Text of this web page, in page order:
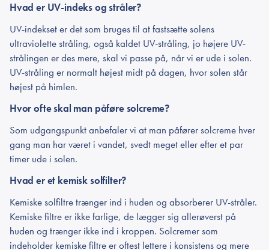
Hvad er UV-indeks og stråler?
UV-indekset er det som bruges til at fastsætte solens
ultraviolette stråling, også kaldet UV-stråling, jo højere UV-
strålingen er des mere, skal vi passe på, når vi er ude i solen.
UV-stråling er normalt højest midt på dagen, hvor solen står
højest på himlen.
Hvor ofte skal man påføre solcreme?
Som udgangspunkt anbefaler vi at man påfører solcreme hver
gang man har været i vandet, svedt meget eller efter et par
timer ude i solen.
Hvad er et kemisk solfilter?
Kemiske solfiltre trænger ind i huden og absorberer UV-stråler.
Kemiske filtre er ikke farlige, de lægger sig allerøverst på
huden og trænger ikke ind i kroppen. Solcremer som
indeholder kemiske filtre er oftest lettere i konsistens og mere